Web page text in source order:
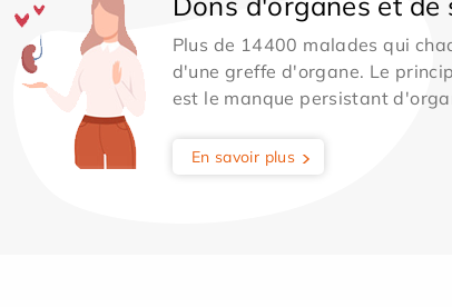
Plus de 14400 malades qui
d'une greffe d'organe. Le
est le manque persistant
En savoir plus